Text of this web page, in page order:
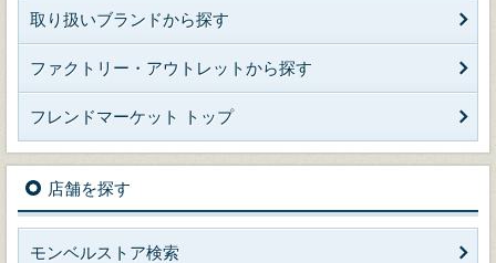
取り扱いブランドから探す
ファクトリー・アウトレットから探す
フレンドマーケット トップ
店舗を探す
モンベルストア検索